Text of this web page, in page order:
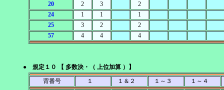
20
2 3
2
24
1 1
1
25
3 2
2
57
4 4 4
● 規定１０ 【 多数決・（ 上位加算 ）】
背番号
１ １＆２ １～３
１～４